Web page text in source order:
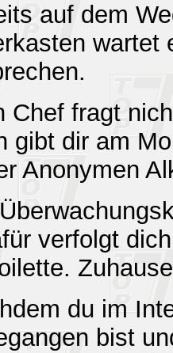
auf dem
wartet
Chef fragt
gibt dir am
Anonymen
verfolgt
du im
bist